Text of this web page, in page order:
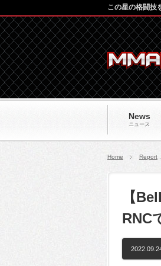
News
ニュース
この星の格闘技
Home Report
【
RNC